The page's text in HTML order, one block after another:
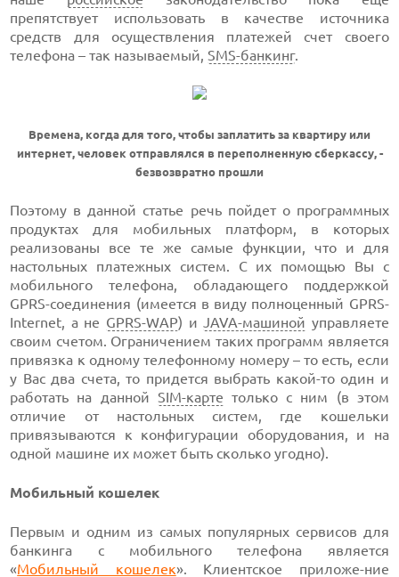
препятствует использовать в качестве источника
средств для осуществления платежей счет своего
телефона – так называемый,SMS-банкинг.
Времена, когда для того, чтобы заплатить за квартиру или
интернет, человек отправлялся в переполненную сберкассу, -
безвозвратно прошли
Поэтому в данной статье речь пойдет о программных
продуктах для мобильных платформ, в которых
реализованы все те же самые функции, что и для
настольных платежных систем. C их помощью Вы с
мобильного телефона, обладающего поддержкой
GPRS-соединения (имеется в виду полноценный GPRS-
Internet, а не GPRS-WAP) иJAVA-машиной управляете
своим счетом. Ограничением таких программ является
привязка к одному телефонному номеру – то есть, если
у Вас два счета, то придется выбрать какой-то один и
работать на данной SIM-карте только с ним (в этом
отличие от настольных систем, где кошельки
привязываются к конфигурации оборудования, и на
одной машине их может быть сколько угодно).
Мобильный кошелек
Первым и одним из самых популярных сервисов для
банкинга с мобильного телефона является
«Мобильный кошелек». Клиентское приложе-ние